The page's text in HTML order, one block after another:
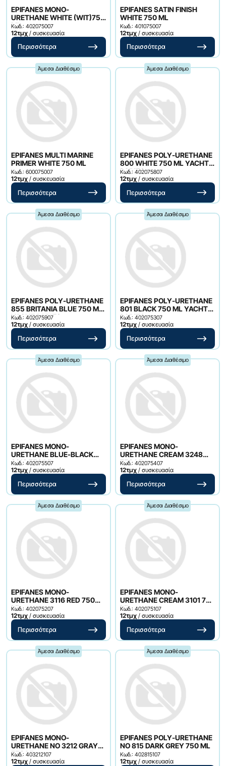
EPIFANES MONO-
URETHANE WHITE (WIT)750
ML
Κωδ.: 402075007
12τμχ / συσκευασία
Περισσότερα
EPIFANES SATIN FINISH
WHITE 750 ML
Κωδ.: 401075007
12τμχ / συσκευασία
Περισσότερα
Άμεσα Διαθέσιμο
EPIFANES MULTI MARINE
PRIMER WHITE 750 ML
Κωδ.: 600075007
12τμχ / συσκευασία
Περισσότερα
Άμεσα Διαθέσιμο
EPIFANES POLY-URETHANE
800 WHITE 750 ML YACHT
PAINTS
Κωδ.: 402075807
12τμχ / συσκευασία
Περισσότερα
Άμεσα Διαθέσιμο
EPIFANES POLY-URETHANE
855 BRITANIA BLUE 750 ML
YACHT PAINTS
Κωδ.: 402075907
12τμχ / συσκευασία
Περισσότερα
Άμεσα Διαθέσιμο
EPIFANES POLY-URETHANE
801 BLACK 750 ML YACHT
PAINTS
Κωδ.: 402075307
12τμχ / συσκευασία
Περισσότερα
Άμεσα Διαθέσιμο
EPIFANES MONO-
URETHANE BLUE-BLACK
3210 750 ML
Κωδ.: 402075507
12τμχ / συσκευασία
Περισσότερα
Άμεσα Διαθέσιμο
EPIFANES MONO-
URETHANE CREAM 3248
750 ML
Κωδ.: 402075407
12τμχ / συσκευασία
Περισσότερα
Άμεσα Διαθέσιμο
EPIFANES MONO-
URETHANE 3116 RED 750
ML
Κωδ.: 402075207
12τμχ / συσκευασία
Περισσότερα
Άμεσα Διαθέσιμο
EPIFANES MONO-
URETHANE CREAM 3101 750
ML
Κωδ.: 402075107
12τμχ / συσκευασία
Περισσότερα
Άμεσα Διαθέσιμο
EPIFANES MONO-
URETHANE NO 3212 GRAY
750 ML
Κωδ.: 403212107
12τμχ / συσκευασία
Άμεσα Διαθέσιμο
EPIFANES POLY-URETHANE
NO 815 DARK GREY 750 ML
Κωδ.: 402815107
12τμχ / συσκευασία